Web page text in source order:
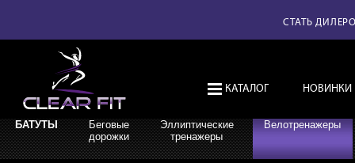
СТАТЬ
КАТАЛОГ НОВИНКИ
БАТУТЫ
Беговые
дорожки
Эллиптические
тренажеры
Велотренажеры